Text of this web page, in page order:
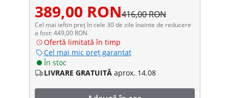
389,00 RON416,00 RON
Cel mai ieftin preț în cele 30 de zile înainte de reducere
a fost: 449,00 RON
Ofertă limitată în timp
Cel mai mic preț garantat
În stoc
LIVRARE GRATUITĂ aprox. 14.08